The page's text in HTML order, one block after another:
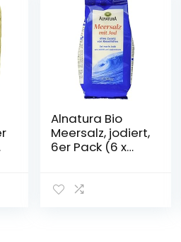
Alnatura Bio
Meersalz, jodiert,
6er Pack (6 x